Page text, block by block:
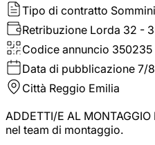
Tipo di contratto
Retribuzione Lorda 32 -
Codice annuncio 350235
Data di pubblicazione 7/
Città Reggio Emilia
ADDETTI/E AL
nel team di montaggio.